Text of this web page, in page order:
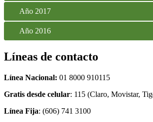
Año 2017
Año 2016
Líneas de contacto
Línea Nacional: 01 8000 910115
Gratis desde celular: 115 (Claro, Movistar,
Línea Fija: (606) 741 3100